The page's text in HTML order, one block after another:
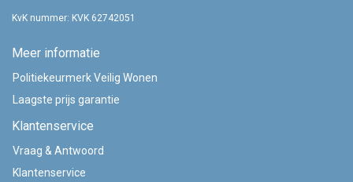
KvK nummer: KVK 62742051
Meer informatie
Politiekeurmerk Veilig Wonen
Laagste prijs garantie
Klantenservice
Vraag & Antwoord
Klantenservice